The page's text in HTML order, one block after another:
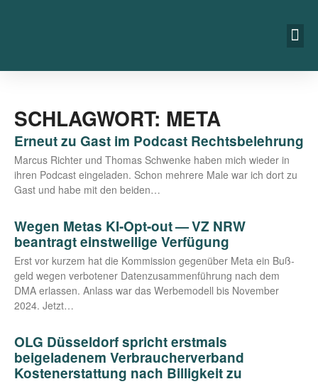
SCHLAGWORT: META
Erneut zu Gast im Podcast Rechtsbelehrung
Mar­cus Rich­ter und Tho­mas Schwen­ke haben mich wie­der in
ihren Pod­cast ein­ge­la­den. Schon meh­re­re Male war ich dort zu
Gast und habe mit den beiden…
Wegen Metas KI-Opt-out — VZ NRW
beantragt einstweilige Verfügung
Erst vor kur­zem hat die Kom­mis­si­on gegen­über Meta ein Buß­
geld wegen ver­bo­te­ner Daten­zu­sam­men­füh­rung nach dem
DMA erlas­sen. Anlass war das Wer­be­mo­dell bis Novem­ber
2024. Jetzt…
OLG Düsseldorf spricht erstmals
beigeladenem Verbraucherverband
Kostenerstattung nach Billigkeit zu